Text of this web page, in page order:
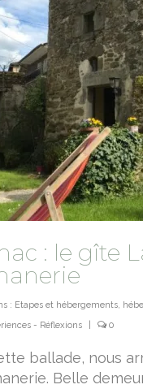
: le gîte
: Etapes et hébergements,
- Réflexions
0
ballade, nous
Belle